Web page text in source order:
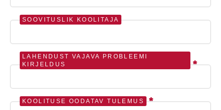
SOOVITUSLIK KOOLITAJA
LAHENDUST VAJAVA PROBLEEMI
KIRJELDUS
*
KOOLITUSE OODATAV TULEMUS *